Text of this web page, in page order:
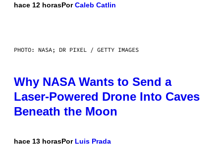
hace 12 horasPorCaleb Catlin
PHOTO: NASA; DR PIXEL / GETTY IMAGES
Why NASA Wants to Send a
Laser-Powered Drone Into Caves
Beneath the Moon
hace 13 horasPor Luis Prada